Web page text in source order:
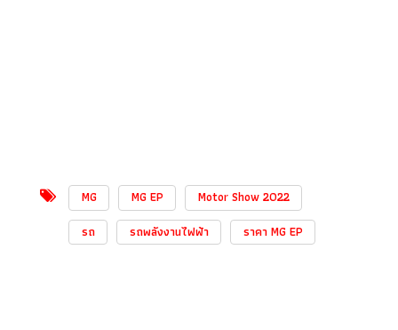
MG MG EP
Motor Show 2022
รถ
รถพลังงานไฟฟ้า ราคา MG EP